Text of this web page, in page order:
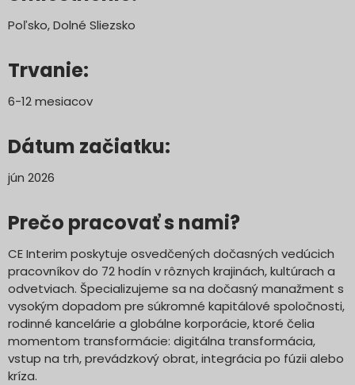
Poľsko, Dolné Sliezsko
Trvanie:
6-12 mesiacov
Dátum začiatku:
jún 2026
Prečo pracovať s nami?
CE Interim poskytuje osvedčených dočasných vedúcich
pracovníkov do 72 hodín v rôznych krajinách, kultúrach a
odvetviach. Špecializujeme sa na dočasný manažment s
vysokým dopadom pre súkromné kapitálové spoločnosti,
rodinné kancelárie a globálne korporácie, ktoré čelia
momentom transformácie: digitálna transformácia,
vstup na trh, prevádzkový obrat, integrácia po fúzii alebo
kríza.